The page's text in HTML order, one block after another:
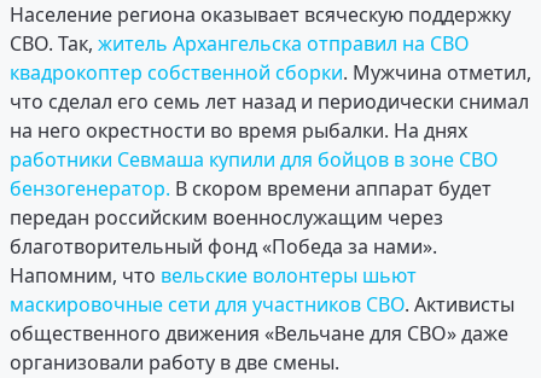
Население региона оказывает всяческую поддержку
СВО. Так, житель Архангельска отправил на СВО
квадрокоптер собственной сборки. Мужчина отметил,
что сделал его семь лет назад и периодически снимал
на него окрестности во время рыбалки. На днях
работники Севмаша купили для бойцов в зоне СВО
бензогенератор. В скором времени аппарат будет
передан российским военнослужащим через
благотворительный фонд «Победа за нами».
Напомним, что вельские волонтеры шьют
маскировочные сети для участников СВО. Активисты
общественного движения «Вельчане для СВО» даже
организовали работу в две смены.